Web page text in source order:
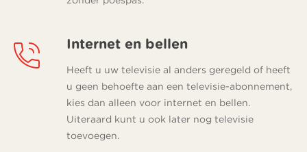
Internet en bellen
Heeft u uw televisie al anders geregeld of heeft
u geen behoefte aan een televisie-abonnement,
kies dan alleen voor internet en bellen.
Uiteraard kunt u ook later nog televisie
toevoegen.